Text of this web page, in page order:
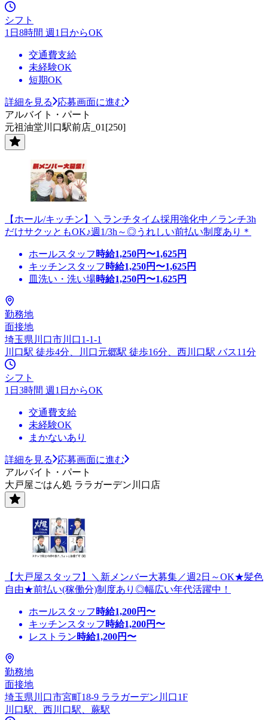
シフト
1日8時間 週1日からOK
交通費支給
未経験OK
短期OK
詳細を見る
応募画面に進む
アルバイト・パート
元祖油堂川口駅前店_01[250]
【ホール/キッチン】＼ランチタイム採用強化中／ランチ3h
だけサクッともOK♪週1/3h～◎うれしい前払い制度あり＊
ホールスタッフ 時給1,250円〜1,625円
キッチンスタッフ 時給1,250円〜1,625円
皿洗い・洗い場時給1,250円〜1,625円
勤務地
面接地
埼玉県川口市川口1-1-1
川口駅 徒歩4分、川口元郷駅 徒歩16分、西川口駅 バス11分
シフト
1日3時間 週1日からOK
交通費支給
未経験OK
まかないあり
詳細を見る
応募画面に進む
アルバイト・パート
大戸屋ごはん処 ララガーデン川口店
【大戸屋スタッフ】＼新メンバー大募集／週2日～OK★髪色
自由★前払い(稼働分)制度あり◎幅広い年代活躍中！
ホールスタッフ 時給1,200円〜
キッチンスタッフ 時給1,200円〜
レストラン時給1,200円〜
勤務地
面接地
埼玉県川口市宮町18-9 ララガーデン川口1F
川口駅、西川口駅、蕨駅